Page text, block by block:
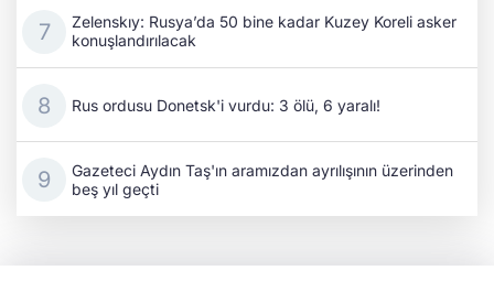
Zelenskıy: Rusya’da 50 bine kadar Kuzey Koreli asker
konuşlandırılacak
Rus ordusu Donetsk'i vurdu: 3 ölü, 6 yaralı!
Gazeteci Aydın Taş'ın aramızdan ayrılışının üzerinden
beş yıl geçti